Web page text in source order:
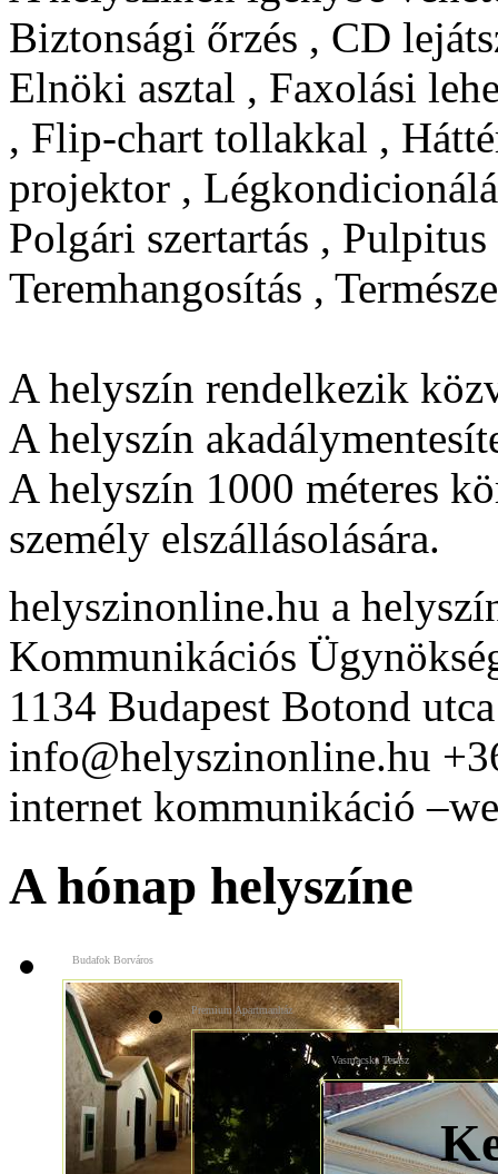
Biztonsági őrzés , CD
Elnöki asztal , Faxolási
, Flip-chart tollakkal ,
projektor ,
Polgári szertartás ,
Teremhangosítás ,
A helyszín rendelkezik
A helyszín
A helyszín 1000 méteres
személy elszállásolására.
helyszinonline.hu a
Kommunikációs
1134 Budapest Botond
info@helyszinonline.hu
internet kommunikáció
A hónap helyszíne
Budafok Borváros
Premium Apartmanház
Vasmacska Terasz